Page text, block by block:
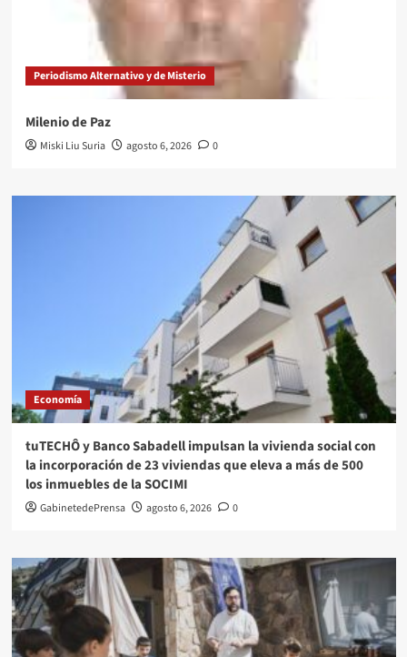
Periodismo Alternativo y de Misterio
Milenio de Paz
Miski Liu Suria agosto 6, 2026 0
Economía
tuTECHÔ y Banco Sabadell impulsan la vivienda social con
la incorporación de 23 viviendas que eleva a más de 500
los inmuebles de la SOCIMI
GabinetedePrensa agosto 6, 2026 0